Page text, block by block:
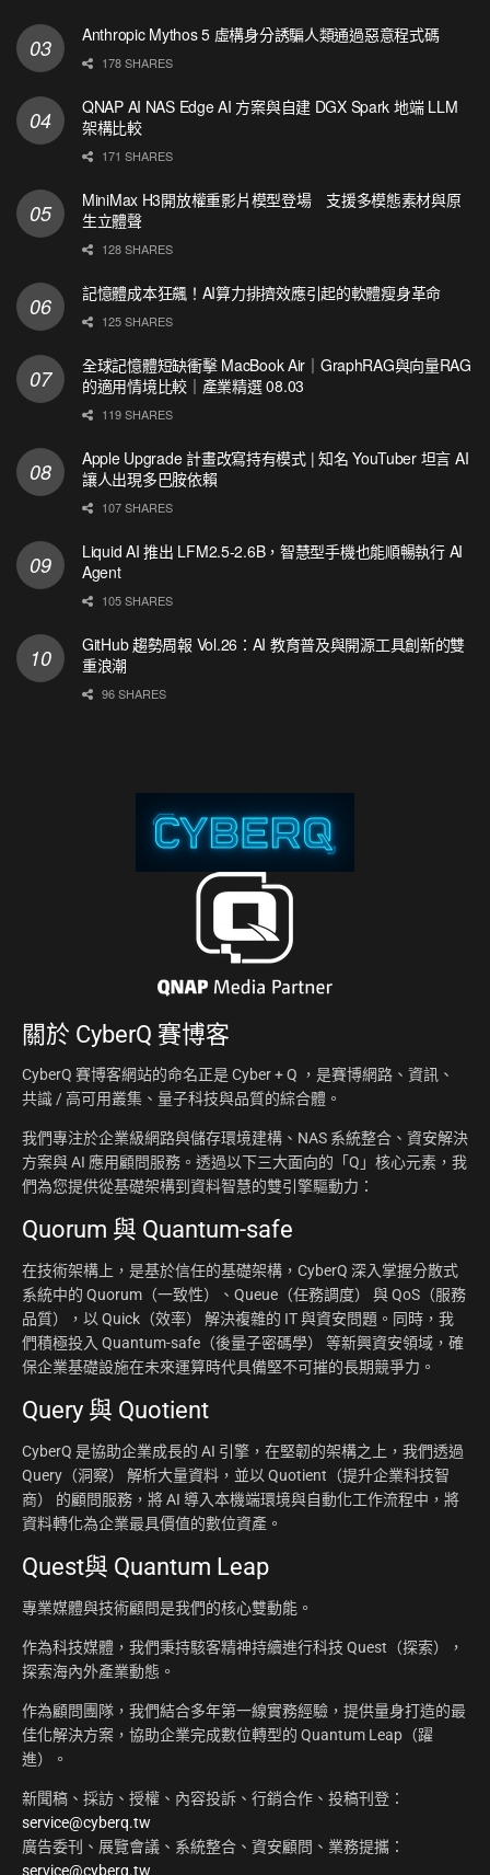
Anthropic Mythos 5 虛構身分誘騙人類通過惡意程式碼
178 SHARES
QNAP AI NAS Edge AI 方案與自建 DGX Spark 地端 LLM
架構比較
171 SHARES
MiniMax H3開放權重影片模型登場 支援多模態素材與原
生立體聲
128 SHARES
記憶體成本狂飆！AI算力排擠效應引起的軟體瘦身革命
125 SHARES
全球記憶體短缺衝擊 MacBook Air｜GraphRAG與向量RAG
的適用情境比較｜產業精選 08.03
119 SHARES
Apple Upgrade 計畫改寫持有模式 | 知名 YouTuber 坦言 AI
讓人出現多巴胺依賴
107 SHARES
Liquid AI 推出 LFM2.5-2.6B，智慧型手機也能順暢執行 AI
Agent
105 SHARES
GitHub 趨勢周報 Vol.26：AI 教育普及與開源工具創新的雙
重浪潮
96 SHARES
關於 CyberQ 賽博客
CyberQ 賽博客網站的命名正是 Cyber + Q ，是賽博網路、資訊、
共識 / 高可用叢集、量子科技與品質的綜合體。
我們專注於企業級網路與儲存環境建構、NAS 系統整合、資安解決
方案與 AI 應用顧問服務。透過以下三大面向的「Q」核心元素，我
們為您提供從基礎架構到資料智慧的雙引擎驅動力：
Quorum 與 Quantum-safe
在技術架構上，是基於信任的基礎架構，CyberQ 深入掌握分散式
系統中的 Quorum（一致性）、Queue（任務調度） 與 QoS（服務
品質），以 Quick（效率） 解決複雜的 IT 與資安問題。同時，我
們積極投入 Quantum-safe（後量子密碼學） 等新興資安領域，確
保企業基礎設施在未來運算時代具備堅不可摧的長期競爭力。
Query 與 Quotient
CyberQ 是協助企業成長的 AI 引擎，在堅韌的架構之上，我們透過
Query（洞察） 解析大量資料，並以 Quotient（提升企業科技智
商） 的顧問服務，將 AI 導入本機端環境與自動化工作流程中，將
資料轉化為企業最具價值的數位資產。
Quest與 Quantum Leap
專業媒體與技術顧問是我們的核心雙動能。
作為科技媒體，我們秉持駭客精神持續進行科技 Quest（探索），
探索海內外產業動態。
作為顧問團隊，我們結合多年第一線實務經驗，提供量身打造的最
佳化解決方案，協助企業完成數位轉型的 Quantum Leap（躍
進）。
新聞稿、採訪、授權、內容投訴、行銷合作、投稿刊登：
service@cyberq.tw
廣告委刊、展覽會議、系統整合、資安顧問、業務提攜：
service@cyberq.tw